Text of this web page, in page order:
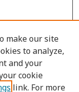
make our site
to analyze,
and your
cookie
link. For more